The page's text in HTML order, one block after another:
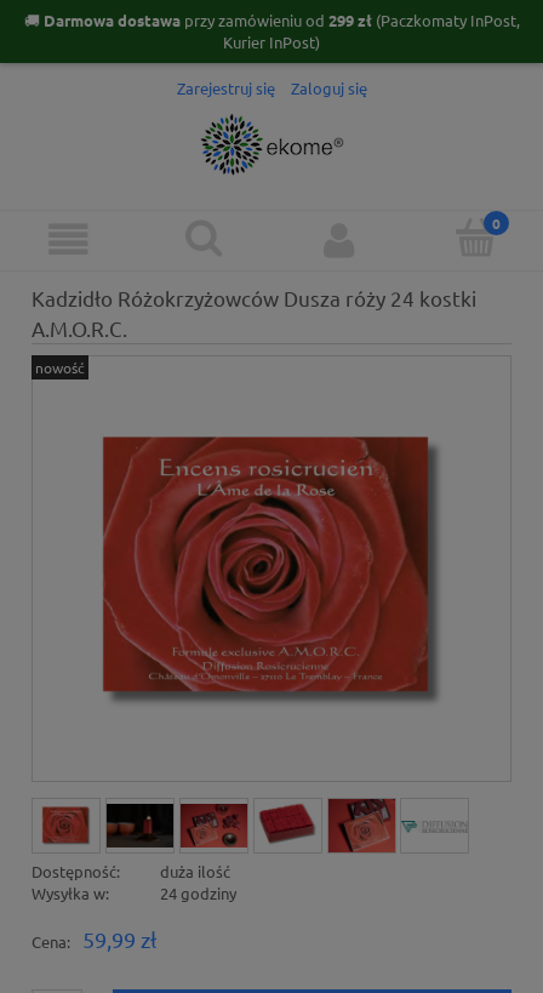
🚚 Darmowa dostawaprzy zamówieniu od 299 zł(Paczkomaty InPost,
Kurier InPost)
Zarejestruj się Zaloguj się
Kadzidło Różokrzyżowców Dusza róży 24 kostki
A.M.O.R.C.
nowość
Dostępność:
duża ilość
Wysyłka w:
24 godziny
Cena: 59,99 zł